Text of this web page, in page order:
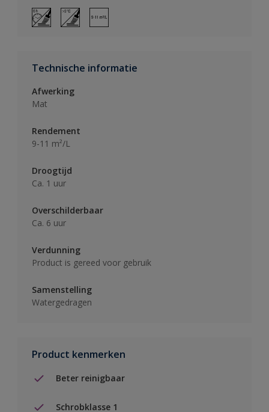
Technische informatie
Afwerking
Mat
Rendement
9-11 m²/L
Droogtijd
Ca. 1 uur
Overschilderbaar
Ca. 6 uur
Verdunning
Product is gereed voor gebruik
Samenstelling
Watergedragen
Product kenmerken
Beter reinigbaar
Schrobklasse 1